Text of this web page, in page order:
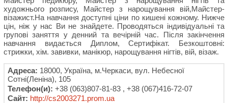
художнього розпису, Майстер з нарощування вій,Майстер-
візажист.На навчання доступні ціни по кишені кожному. Нижче
цін, ніж у нас Ви не знайдете. Проводяться індивідуальні та
групові заняття у денний та вечірній час. Після закінчення
навчання видається Диплом, Сертифікат. Безкоштовні:
стрижки, хім. завивки, манікюр, нарощування нігтів, вій, візаж.
Адреса: 18000, Україна, м.Черкаси, вул. Небесної
Сотні(Леніна), 105
Телефон(и): +38 (063)807-81-83 , +38 (067)416-72-07
Сайт: http://cs2003271.prom.ua